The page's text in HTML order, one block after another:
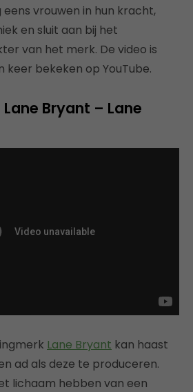
vrouwen in hun kracht,
en sluit aan bij het
van het merk. De video is
keer bekeken op YouTube.
Bryant – Lane
Lane Bryant kan haast
ad als deze te produceren.
lichaam hebben van een